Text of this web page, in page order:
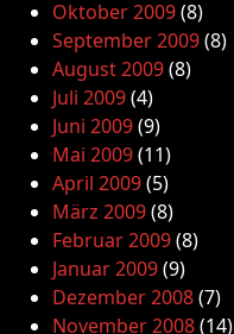
Oktober 2009(8)
September 2009(8)
August 2009(8)
Juli 2009(4)
Juni 2009(9)
Mai 2009(11)
April 2009(5)
März 2009(8)
Februar 2009(8)
Januar 2009(9)
Dezember 2008(7)
November 2008(14)